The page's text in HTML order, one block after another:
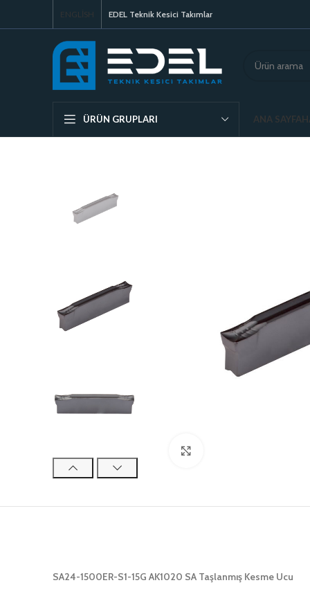
ENGLISH EDEL Teknik Kesici Takımlar
ÜRÜN GRUPLARI ANA SAYFA
SA24-1500ER-S1-15G AK1020 SA Taşlanmış Kesme Ucu